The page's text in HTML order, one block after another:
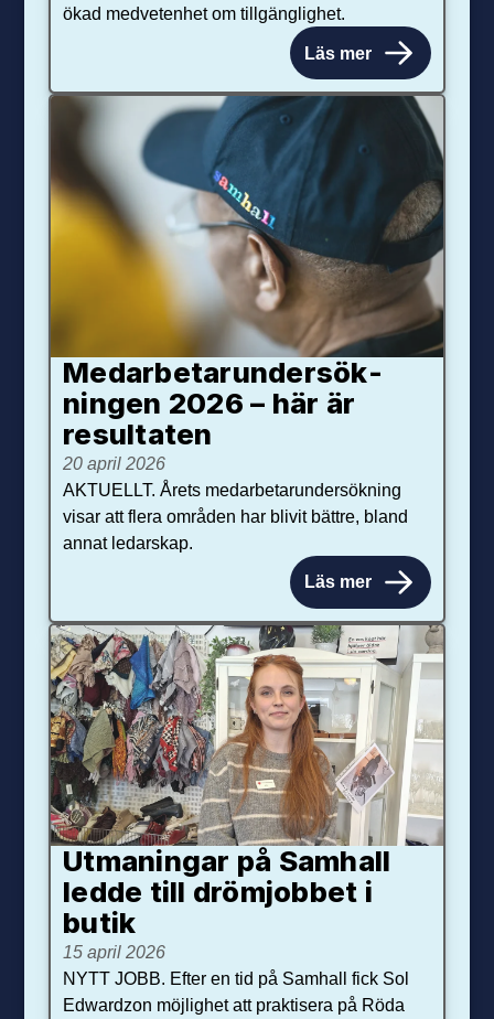
ökad medvetenhet om tillgänglighet.
Läs mer
Medarbetar­under­sök­
ningen 2026 – här är
resultaten
20 april 2026
AKTUELLT. Årets medarbetarundersökning
visar att flera områden har blivit bättre, bland
annat ledarskap.
Läs mer
Utmaningar på Sam­hall
ledde till dröm­jobbet i
butik
15 april 2026
NYTT JOBB. Efter en tid på Samhall fick Sol
Edwardzon möjlighet att praktisera på Röda